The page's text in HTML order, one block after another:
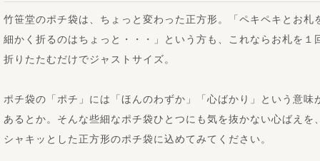
竹笹堂のポチ袋は、ちょっと変わった正方形。「ペキペキとお札
細かく折るのはちょっと・・・」という方も、これならお札を１
折りたたむだけでジャストサイズ。
ポチ袋の「ポチ」には「ほんのわずか」「心ばかり」という意味
あるとか。そんな些細なポチ袋ひとつにも気を抜かない心ばえを
シャキッとした正方形のポチ袋に込めてみてください。